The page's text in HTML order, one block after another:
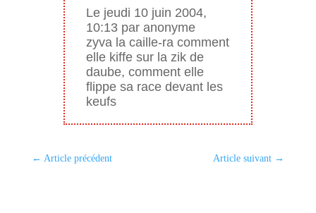
Le jeudi 10 juin 2004,
10:13 par anonyme
zyva la caille-ra comment
elle kiffe sur la zik de
daube, comment elle
flippe sa race devant les
keufs
← Article précédent Article suivant →